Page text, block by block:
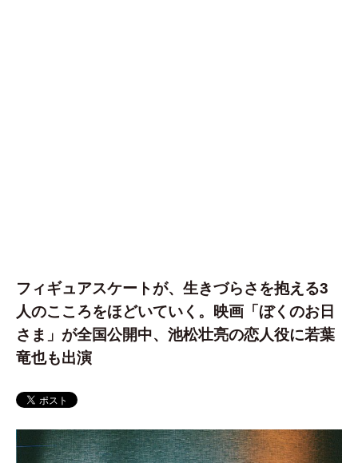
フィギュアスケートが、生きづらさを抱える3
人のこころをほどいていく。映画「ぼくのお日
さま」が全国公開中、池松壮亮の恋人役に若葉
竜也も出演